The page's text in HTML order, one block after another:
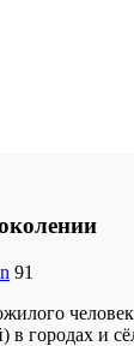
91
в городах и